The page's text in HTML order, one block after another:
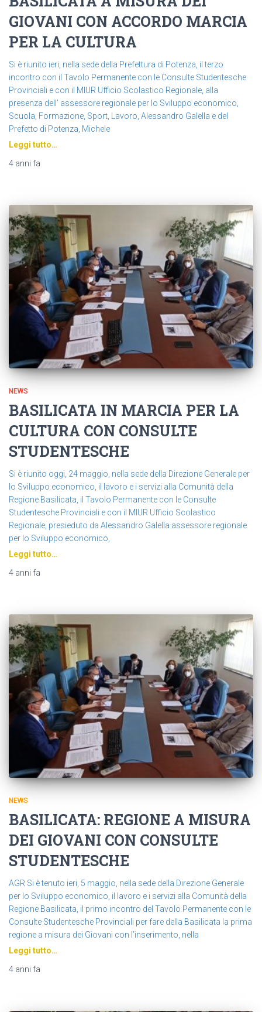
GIOVANI CON ACCORDO MARCIA
PER LA CULTURA
Si è riunito ieri, nella sede della Prefettura di Potenza, il terzo
incontro con il Tavolo Permanente con le Consulte Studentesche
Provinciali e con il MIUR Ufficio Scolastico Regionale, alla
presenza dell’ assessore regionale per lo Sviluppo economico,
Scuola, Formazione, Sport, Lavoro, Alessandro Galella e del
Prefetto di Potenza, Michele
Leggi tutto…
4 anni fa
NEWS
BASILICATA IN MARCIA PER LA
CULTURA CON CONSULTE
STUDENTESCHE
Si è riunito oggi, 24 maggio, nella sede della Direzione Generale per
lo Sviluppo economico, il lavoro e i servizi alla Comunità della
Regione Basilicata, il Tavolo Permanente con le Consulte
Studentesche Provinciali e con il MIUR Ufficio Scolastico
Regionale, presieduto da Alessandro Galella assessore regionale
per lo Sviluppo economico,
Leggi tutto…
4 anni fa
NEWS
BASILICATA: REGIONE A MISURA
DEI GIOVANI CON CONSULTE
STUDENTESCHE
AGR Si è tenuto ieri, 5 maggio, nella sede della Direzione Generale
per lo Sviluppo economico, il lavoro e i servizi alla Comunità della
Regione Basilicata, il primo incontro del Tavolo Permanente con le
Consulte Studentesche Provinciali per fare della Basilicata la prima
regione a misura dei Giovani con l’inserimento, nella
Leggi tutto…
4 anni fa